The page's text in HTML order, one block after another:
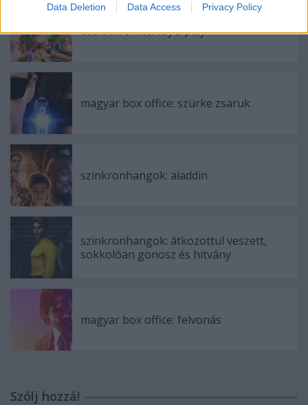
Data Deletion Data Access Privacy Policy
usa box office: toy's play
magyar box office: szürke zsaruk
szinkronhangok: aladdin
szinkronhangok: átkozottul veszett,
sokkolóan gonosz és hitvány
magyar box office: felvonás
Szólj hozzá!